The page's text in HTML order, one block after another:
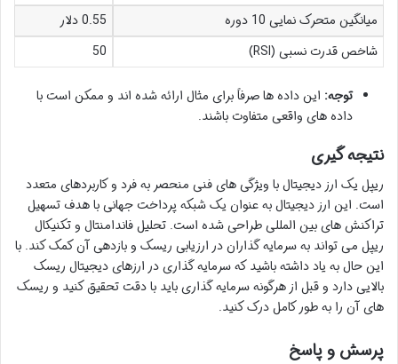
میانگین متحرک نمایی 10 دوره
0.55 دلار
شاخص قدرت نسبی (RSI)
50
توجه: این داده ها صرفاً برای مثال ارائه شده اند و ممکن است با
داده های واقعی متفاوت باشند.
نتیجه گیری
ریپل یک ارز دیجیتال با ویژگی های فنی منحصر به فرد و کاربردهای متعدد
است. این ارز دیجیتال به عنوان یک شبکه پرداخت جهانی با هدف تسهیل
تراکنش های بین المللی طراحی شده است. تحلیل فاندامنتال و تکنیکال
ریپل می تواند به سرمایه گذاران در ارزیابی ریسک و بازدهی آن کمک کند. با
این حال به یاد داشته باشید که سرمایه گذاری در ارزهای دیجیتال ریسک
بالایی دارد و قبل از هرگونه سرمایه گذاری باید با دقت تحقیق کنید و ریسک
های آن را به طور کامل درک کنید.
پرسش و پاسخ